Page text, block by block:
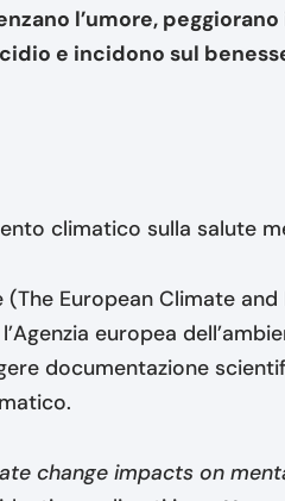
l’umore,
e incidono sul
climatico sulla salute
European Climate
europea
documentazione
change impacts on